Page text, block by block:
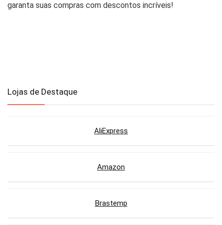
garanta suas compras com descontos incríveis!
Lojas de Destaque
AliExpress
Amazon
Brastemp